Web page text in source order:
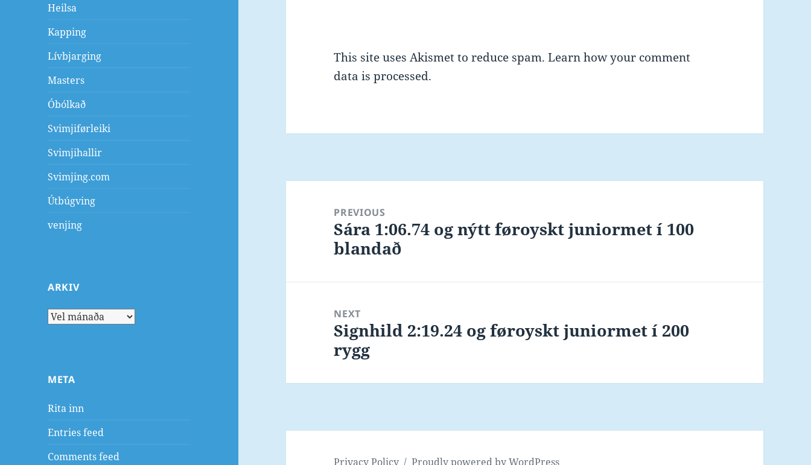
Heilsa
Kapping
Lívbjarging
Masters
Óbólkað
Svimjiførleiki
Svimjihallir
Svimjing.com
Útbúgving
venjing
ARKIV
Arkiv
META
Rita inn
Entries feed
Comments feed
This site uses Akismet to reduce spam.Learn how your comment
data is processed.
navigationPREVIOUS
Previous
post:
Sára 1:06.74 og nýtt føroyskt juniormet í 100
blandað
NEXT
Next
post:
Signhild 2:19.24 og føroyskt juniormet í 200
rygg
Privacy Policy Proudly powered by WordPress